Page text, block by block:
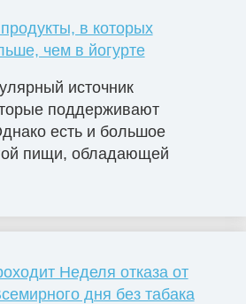
в которых
чем в йогурте
источник
поддерживают
есть и большое
пищи, обладающей
Неделя отказа от
дня без табака